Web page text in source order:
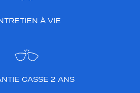
À VIE
CASSE 2 ANS